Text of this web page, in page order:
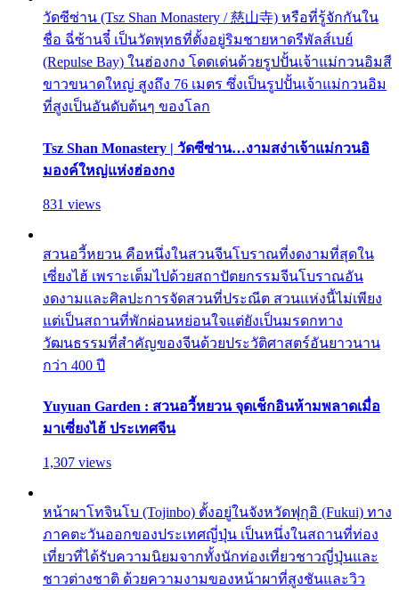
วัดซีซ่าน (Tsz Shan Monastery / 慈山寺) หรือที่รู้จักกันใน
ชื่อ ฉี่ซ้านจี๋ เป็นวัดพุทธที่ตั้งอยู่ริมชายหาดรีพัลส์เบย์
(Repulse Bay) ในฮ่องกง โดดเด่นด้วยรูปปั้นเจ้าแม่กวนอิมสี
ขาวขนาดใหญ่ สูงถึง 76 เมตร ซึ่งเป็นรูปปั้นเจ้าแม่กวนอิม
ที่สูงเป็นอันดับต้นๆ ของโลก
Tsz Shan Monastery | วัดซีซ่าน…งามสง่าเจ้าแม่กวนอิ
มองค์ใหญ่แห่งฮ่องกง
831 views
สวนอวี้หยวน คือหนึ่งในสวนจีนโบราณที่งดงามที่สุดใน
เซี่ยงไฮ้ เพราะเต็มไปด้วยสถาปัตยกรรมจีนโบราณอัน
งดงามและศิลปะการจัดสวนที่ประณีต สวนแห่งนี้ไม่เพียง
แต่เป็นสถานที่พักผ่อนหย่อนใจแต่ยังเป็นมรดกทาง
วัฒนธรรมที่สำคัญของจีนด้วยประวัติศาสตร์อันยาวนาน
กว่า 400 ปี
Yuyuan Garden : สวนอวี้หยวน จุดเช็กอินห้ามพลาดเมื่อ
มาเซี่ยงไฮ้ ประเทศจีน
1,307 views
หน้าผาโทจินโบ (Tojinbo) ตั้งอยู่ในจังหวัดฟุกุอิ (Fukui) ทาง
ภาคตะวันออกของประเทศญี่ปุ่น เป็นหนึ่งในสถานที่ท่อง
เที่ยวที่ได้รับความนิยมจากทั้งนักท่องเที่ยวชาวญี่ปุ่นและ
ชาวต่างชาติ ด้วยความงามของหน้าผาที่สูงชันและวิว